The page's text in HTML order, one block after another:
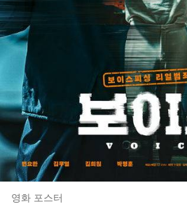
영화 포스터